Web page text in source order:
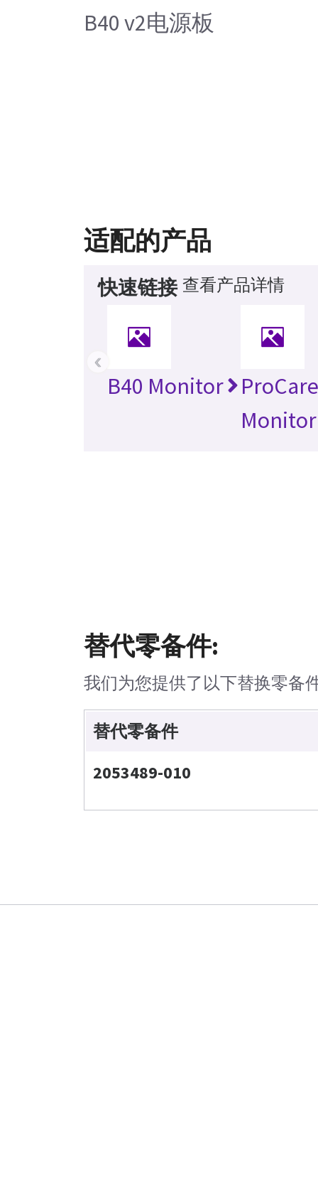
B40 v2电源板
适配的产品
快速链接 查看产品详情
B40 Monitor
Monitor
‹
替代零备件:
我们为您提供了以下替换零备
替代零备件
2053489-010